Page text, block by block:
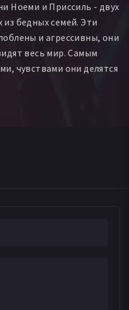
Клер Кэти
Натали Эно
Ноеми и Приссиль - двух
бедных семей. Эти
и агрессивны, они
весь мир. Самым
чувствами они делятся